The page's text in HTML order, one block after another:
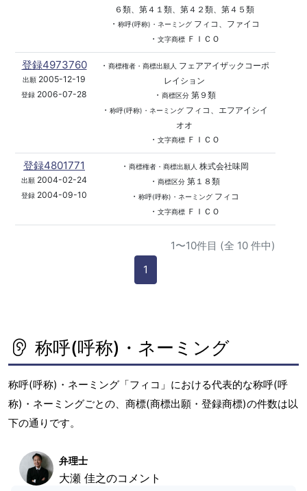
６類、第４１類、第４２類、第４５類
・ 称呼(呼称)・ネーミングフィコ、ファイコ
・ 文字商標ＦＩＣＯ
登録4973760
出願 2005-12-19
登録 2006-07-28
・ 商標権者・商標出願人
フェアアイザックコーポ
レイション
・ 商標区分第９類
・ 称呼(呼称)・ネーミングフィコ、エフアイシイ
オオ
・ 文字商標ＦＩＣＯ
登録4801771
出願 2004-02-24
登録 2004-09-10
・ 商標権者・商標出願人 株式会社味岡
・ 商標区分第１８類
・ 称呼(呼称)・ネーミングフィコ
・ 文字商標ＦＩＣＯ
1〜10件目 (全 10 件中)
1
称呼(呼称)・ネーミング
称呼(呼称)・ネーミング「フィコ」における代表的な称呼(呼
称)・ネーミングごとの、商標(商標出願・登録商標)の件数は以
下の通りです。
弁理士
大瀬 佳之のコメント